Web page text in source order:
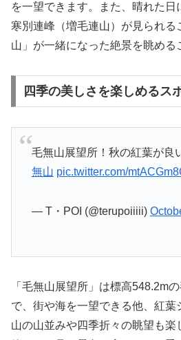
を一望できます。また、晴れた
寒別連峰（増毛連山）が見られる
山」が一緒になった絶景を眺める
四季の美しさを楽しめるス
毛無山展望所！秋の紅葉が良
無山 pic.twitter.com/
— T・POI (@terupoiiiii)
「毛無山展望所」は標高548.2m
で、街や海を一望できる他、紅葉
山の山並みや四季折々の眺望も